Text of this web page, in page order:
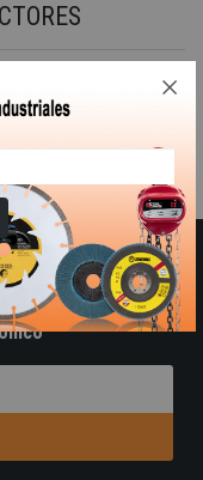
su interés
OFERTAS Y